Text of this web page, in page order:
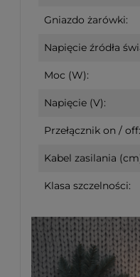
Gniazdo żarówki:
Napięcie źródła
Moc (W):
Napięcie (V):
Przełącznik on / off:
Kabel zasilania
Klasa szczelności: